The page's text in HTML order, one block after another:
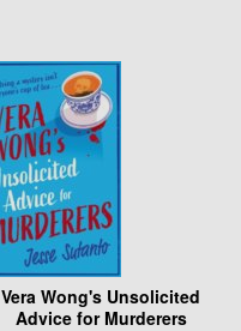
Vera Wong's Unsolicited
Advice for Murderers